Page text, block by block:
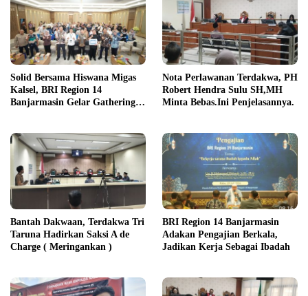
Solid Bersama Hiswana Migas
Kalsel, BRI Region 14
Banjarmasin Gelar Gathering
Nota Perlawanan Terdakwa, PH
Robert Hendra Sulu SH,MH
Minta Bebas.Ini Penjelasannya.
Bantah Dakwaan, Terdakwa Tri
Taruna Hadirkan Saksi A de
Charge ( Meringankan )
BRI Region 14 Banjarmasin
Adakan Pengajian Berkala,
Jadikan Kerja Sebagai Ibadah